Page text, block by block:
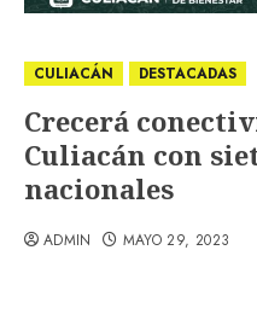
CULIACÁN DESTACADAS
Crecerá
Culiacán con
nacionales
ADMIN MAYO 29, 2023